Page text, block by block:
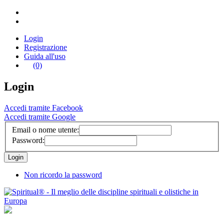
Login
Registrazione
Guida all'uso
(0)
Login
Accedi tramite Facebook
Accedi tramite Google
Email o nome utente:
Password:
Non ricordo la password